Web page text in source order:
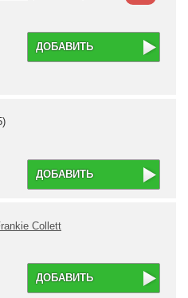
ДОБАВИТЬ
ДОБАВИТЬ
Collett
ДОБАВИТЬ